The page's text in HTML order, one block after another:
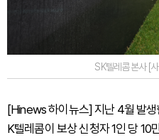
SK텔레콤 본사 [
[Hinews 하이뉴스] 지난 4월 발
K텔레콤이 보상 신청자 1인 당 10